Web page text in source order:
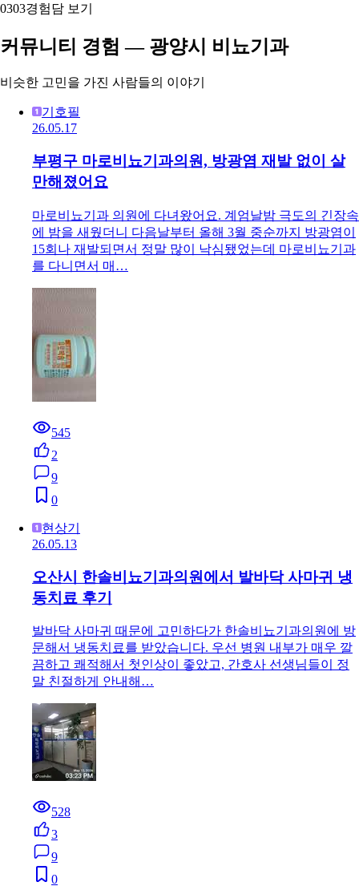
0303경험담 보기
커뮤니티 경험 — 광양시 비뇨기과
비슷한 고민을 가진 사람들의 이야기
기호필
26.05.17
부평구 마로비뇨기과의원, 방광염 재발 없이 살
만해졌어요
마로비뇨기과 의원에 다녀왔어요. 계엄날밤 극도의 긴장속
에 밤을 새웠더니 다음날부터 올해 3월 중순까지 방광염이
15회나 재발되면서 정말 많이 낙심됐었는데 마로비뇨기과
를 다니면서 매…
545
2
9
0
현상기
26.05.13
오산시 한솔비뇨기과의원에서 발바닥 사마귀 냉
동치료 후기
발바닥 사마귀 때문에 고민하다가 한솔비뇨기과의원에 방
문해서 냉동치료를 받았습니다. 우선 병원 내부가 매우 깔
끔하고 쾌적해서 첫인상이 좋았고, 간호사 선생님들이 정
말 친절하게 안내해…
528
3
9
0